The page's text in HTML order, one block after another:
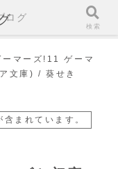
ーマーズ!11 ゲーマ
文庫) / 葵せき
まれています。
ログ
検索